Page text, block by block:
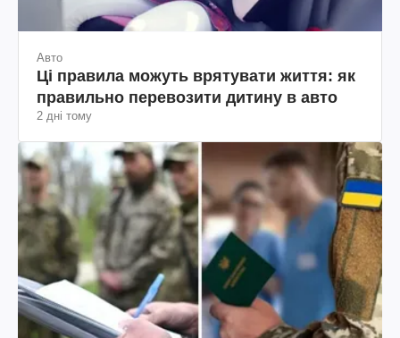
Авто
Ці правила можуть врятувати життя: як
правильно перевозити дитину в авто
2 дні тому